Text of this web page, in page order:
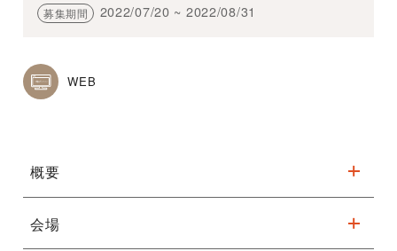
募集期間 2022/07/20 ~ 2022/08/31
WEB
概要
舞台技術セミナー「音を創造・再
会場